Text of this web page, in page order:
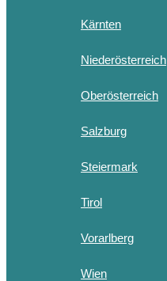
Kärnten
Niederösterreich
Oberösterreich
Salzburg
Steiermark
Tirol
Vorarlberg
Wien